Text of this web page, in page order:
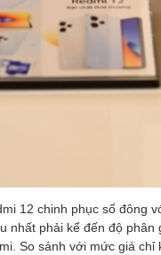
12 chinh phục số đông
nhất phải kể đến độ
So sánh với mức giá